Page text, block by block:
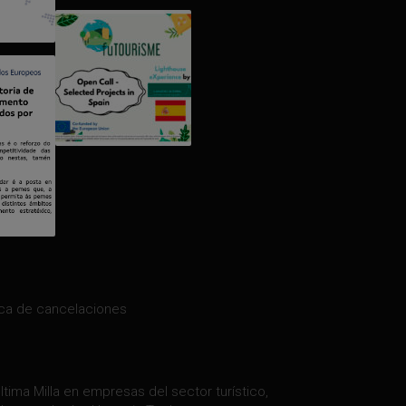
de cancelaciones
Milla en empresas del sector turístico,